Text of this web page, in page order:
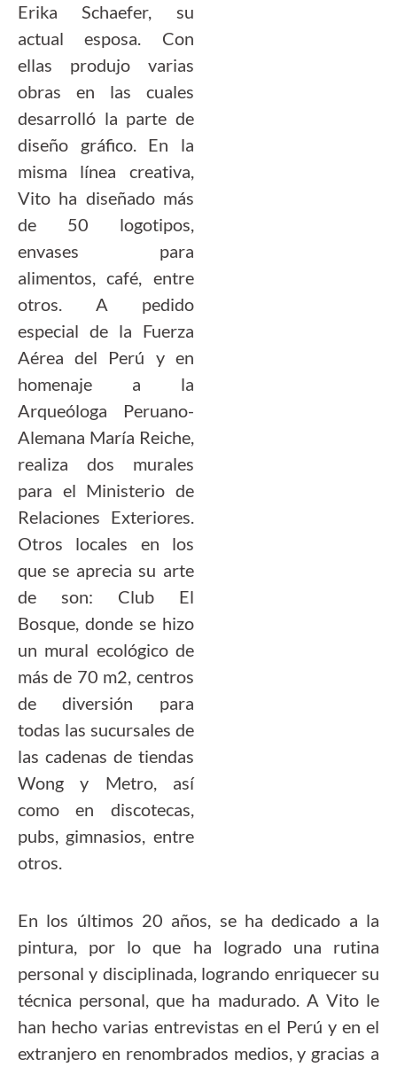
Erika Schaefer, su
actual esposa. Con
ellas produjo varias
obras en las cuales
desarrolló la parte de
diseño gráfico. En la
misma línea creativa,
Vito ha diseñado más
de 50 logotipos,
envases para
alimentos, café, entre
otros. A pedido
especial de la Fuerza
Aérea del Perú y en
homenaje a la
Arqueóloga Peruano-
Alemana María Reiche,
realiza dos murales
para el Ministerio de
Relaciones Exteriores.
Otros locales en los
que se aprecia su arte
de son: Club El
Bosque, donde se hizo
un mural ecológico de
más de 70 m2, centros
de diversión para
todas las sucursales de
las cadenas de tiendas
Wong y Metro, así
como en discotecas,
pubs, gimnasios, entre
otros.
En los últimos 20 años, se ha dedicado a la
pintura, por lo que ha logrado una rutina
personal y disciplinada, logrando enriquecer su
técnica personal, que ha madurado. A Vito le
han hecho varias entrevistas en el Perú y en el
extranjero en renombrados medios, y gracias a